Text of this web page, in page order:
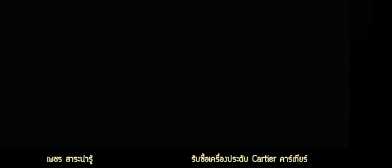
เพชร สาระน่ารู้ รับซื้อเครื่องประดับ Cartier คาร์เทียร์